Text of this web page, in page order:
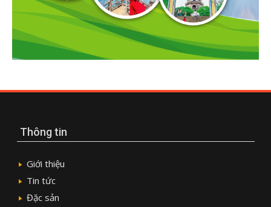
Thông tin
Giới thiệu
Tin tức
Đặc sản